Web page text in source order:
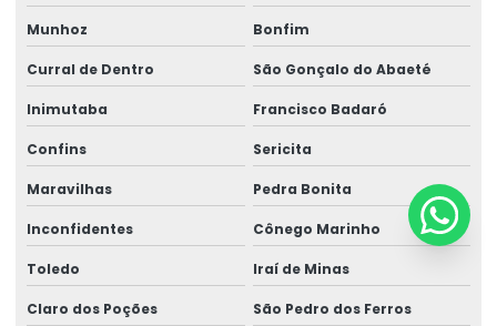
Munhoz Bonfim
Curral de Dentro São Gonçalo do Abaeté
Inimutaba Francisco Badaró
Confins Sericita
Maravilhas Pedra Bonita
Inconfidentes Cônego Marinho
Toledo Iraí de Minas
Claro dos Poções São Pedro dos Ferros